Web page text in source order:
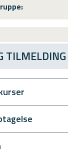
TILMELDING